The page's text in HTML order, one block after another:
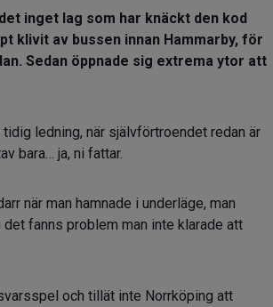
inget lag som har knäckt den kod
klivit av bussen innan Hammarby, för
Sedan öppnade sig extrema ytor att
ledning, när självförtroendet redan är
bara… ja, ni fattar.
när man hamnade i underläge, man
fanns problem man inte klarade att
och tillät inte Norrköping att